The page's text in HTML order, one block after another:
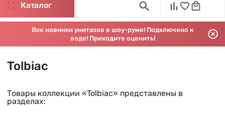
Каталог
Все новинки унитазов в шоу-руме! Подключено к
воде! Приходите оценить!
Tolbiac
Товары коллекции «Tolbiac» представлены в
разделах: